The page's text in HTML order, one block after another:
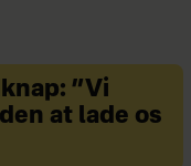
på
”Vi
at lade os